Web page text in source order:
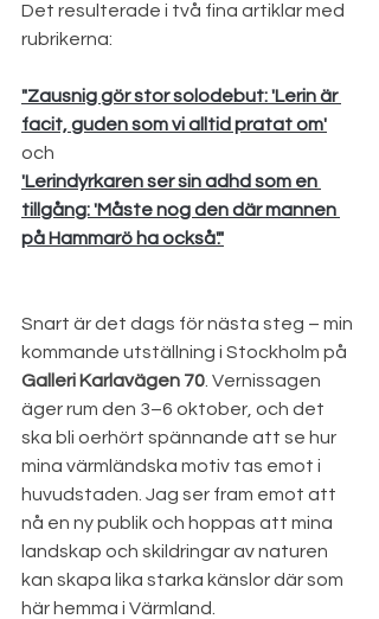
Det resulterade i två fina artiklar med
rubrikerna:
"Zausnig gör stor solodebut: 'Lerin är
facit, guden som vi alltid pratat om'
och
'Lerindyrkaren ser sin adhd som en
tillgång: 'Måste nog den där mannen
på Hammarö ha också'."
Snart är det dags för nästa steg – min
kommande utställning i Stockholm på
Galleri Karlavägen 70 . Vernissagen
äger rum den 3–6 oktober, och det
ska bli oerhört spännande att se hur
mina värmländska motiv tas emot i
huvudstaden. Jag ser fram emot att
nå en ny publik och hoppas att mina
landskap och skildringar av naturen
kan skapa lika starka känslor där som
här hemma i Värmland.